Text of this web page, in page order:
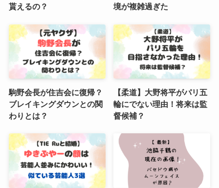
貰えるの？
境が複雑過ぎた
駒野会長が住吉会に復帰？
ブレイキングダウンとの関
わりとは？
【柔道】大野将平がパリ五
輪にでない理由！将来は監
督候補？